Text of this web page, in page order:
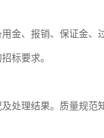
金、报销、保证金
标要求。
处理结果。质量规